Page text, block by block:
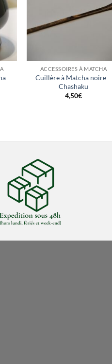
ACCESSOIRES À MATCHA
Cuillère à Matcha noire –
Chashaku
4,50€